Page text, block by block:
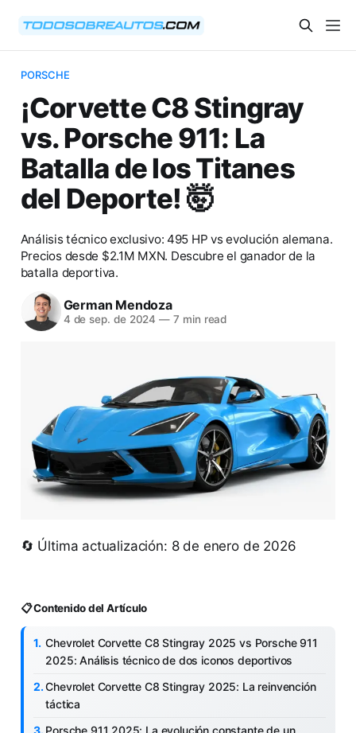
PORSCHE
¡Corvette C8 Stingray
vs. Porsche 911: La
Batalla de los Titanes
del Deporte! 🤯
Análisis técnico exclusivo: 495 HP vs evolución alemana.
Precios desde $2.1M MXN. Descubre el ganador de la
batalla deportiva.
German Mendoza
4 de sep. de 2024 — 7 min read
🔄 Última actualización: 8 de enero de 2026
📋 Contenido del Artículo
Chevrolet Corvette C8 Stingray 2025 vs Porsche 911
2025: Análisis técnico de dos iconos deportivos
Chevrolet Corvette C8 Stingray 2025: La reinvención
táctica
Porsche 911 2025: La evolución constante de un